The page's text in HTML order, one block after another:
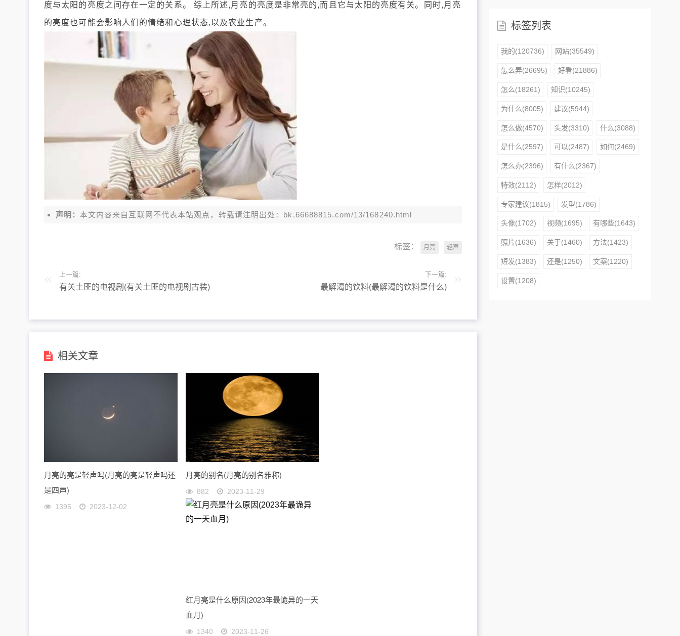
度与太阳的亮度之间存在一定的关系。 综上所述,月亮的亮度是非常亮的,而且它与太阳的亮度有关。同时,月亮
的亮度也可能会影响人们的情绪和心理状态,以及农业生产。
声明： 本文内容来自互联网不代表本站观点，转载请注明出处：bk.66688815.com/13/168240.html
标签： 月亮 轻声
上一篇:
有关土匪的电视剧(有关土匪的电视剧古装)
下一篇:
最解渴的饮料(最解渴的饮料是什么)
相关文章
月亮的亮是轻声吗(月亮的亮是轻声吗还
是四声)
1395 2023-12-02
月亮的别名(月亮的别名雅称)
882 2023-11-29
红月亮是什么原因(2023年最诡异的一天
血月)
1340 2023-11-26
标签列表
我的(120736) 网站(35549)
怎么弄(26695) 好看(21886)
怎么(18261) 知识(10245)
为什么(8005) 建议(5944)
怎么做(4570) 头发(3310) 什么(3088)
是什么(2597) 可以(2487) 如何(2469)
怎么办(2396) 有什么(2367)
特效(2112) 怎样(2012)
专家建议(1815) 发型(1786)
头像(1702) 视频(1695) 有哪些(1643)
照片(1636) 关于(1460) 方法(1423)
短发(1383) 还是(1250) 文案(1220)
设置(1208)